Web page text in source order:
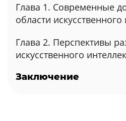
Глава 1. Современные
области искусственного
Глава 2. Перспективы
искусственного
Заключение